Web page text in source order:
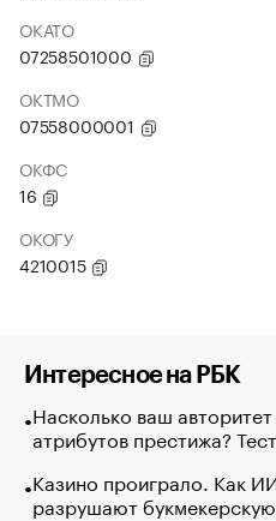
ОКАТО
07258501000
ОКТМО
07558000001
ОКФС
16
ОКОГУ
4210015
Интересное на РБК
Насколько ваш
атрибутов престижа?
Казино проиграло. Как
разрушают